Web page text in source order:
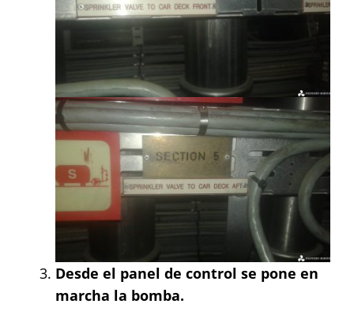
Desde el panel de control se pone en
marcha la bomba.